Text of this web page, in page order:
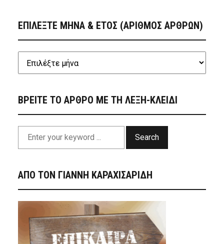
ΕΠΙΛΕΞΤΕ ΜΗΝΑ & ΕΤΟΣ (ΑΡΙΘΜΟΣ ΑΡΘΡΩΝ)
ΒΡΕΙΤΕ ΤΟ ΑΡΘΡΟ ΜΕ ΤΗ ΛΕΞΗ-ΚΛΕΙΔΙ
Search
ΑΠΟ ΤΟΝ ΓΙΑΝΝΗ ΚΑΡΑΧΙΣΑΡΙΔΗ